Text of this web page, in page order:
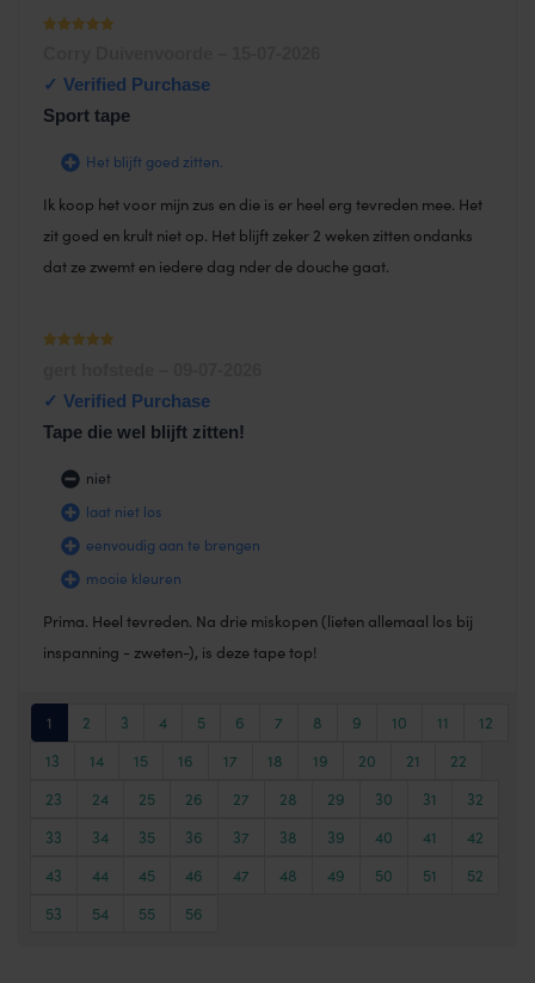
Sport tape
Het blijft goed zitten.
Ik koop het voor mijn zus en die is er heel erg tevreden mee. Het
zit goed en krult niet op. Het blijft zeker 2 weken zitten ondanks
dat ze zwemt en iedere dag nder de douche gaat.
Tape die wel blijft zitten!
niet
laat niet los
eenvoudig aan te brengen
mooie kleuren
Prima. Heel tevreden. Na drie miskopen (lieten allemaal los bij
inspanning - zweten-), is deze tape top!
1 2 3 4 5 6 7 8 9 10 11
12
13
14 15 16 17 18 19 20 21
22
23
24 25 26 27 28 29 30 31
32
33
34 35 36 37 38 39 40 41
42
43
44 45 46 47 48 49 50 51
52
53
54 55 56